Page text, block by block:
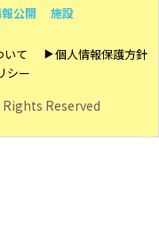
公開 施設
いて
個人情報保護方針
シー
Reserved